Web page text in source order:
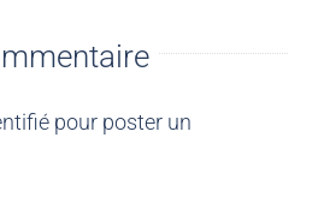
pour poster un